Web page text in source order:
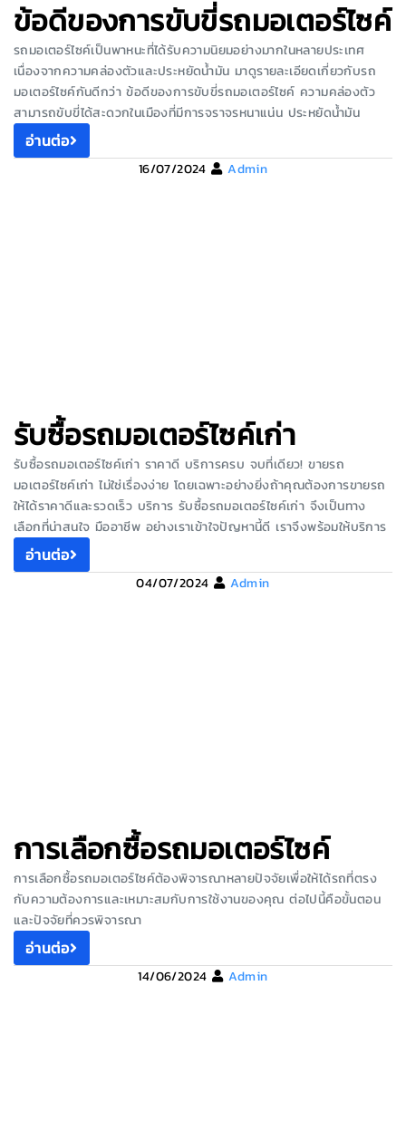
ข้อดีของการขับขี่รถมอเตอร์ไซค์
รถมอเตอร์ไซค์เป็นพาหนะที่ได้รับความนิยมอย่างมากในหลายประเทศ
เนื่องจากความคล่องตัวและประหยัดน้ำมัน มาดูรายละเอียดเกี่ยวกับรถ
มอเตอร์ไซค์กันดีกว่า ข้อดีของการขับขี่รถมอเตอร์ไซค์ ความคล่องตัว
สามารถขับขี่ได้สะดวกในเมืองที่มีการจราจรหนาแน่น ประหยัดน้ำมัน
อ่านต่อ
16/07/2024 Admin
รับซื้อรถมอเตอร์ไซค์เก่า
รับซื้อรถมอเตอร์ไซค์เก่า ราคาดี บริการครบ จบที่เดียว! ขายรถ
มอเตอร์ไซค์เก่า ไม่ใช่เรื่องง่าย โดยเฉพาะอย่างยิ่งถ้าคุณต้องการขายรถ
ให้ได้ราคาดีและรวดเร็ว บริการ รับซื้อรถมอเตอร์ไซค์เก่า จึงเป็นทาง
เลือกที่น่าสนใจ มืออาชีพ อย่างเราเข้าใจปัญหานี้ดี เราจึงพร้อมให้บริการ
อ่านต่อ
04/07/2024 Admin
การเลือกซื้อรถมอเตอร์ไซค์
การเลือกซื้อรถมอเตอร์ไซค์ต้องพิจารณาหลายปัจจัยเพื่อให้ได้รถที่ตรง
กับความต้องการและเหมาะสมกับการใช้งานของคุณ ต่อไปนี้คือขั้นตอน
และปัจจัยที่ควรพิจารณา
อ่านต่อ
14/06/2024 Admin